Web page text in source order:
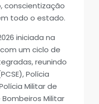
conscientização
todo o estado.
iniciada na
um ciclo de
reunindo
Polícia
Militar de
Bombeiros Militar